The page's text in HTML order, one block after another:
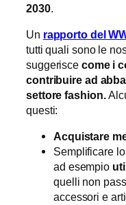
2030.
Un rapporto del
tutti quali sono le
suggerisce come i
contribuire ad
settore fashion.
questi:
Acquistare
Semplificare
ad esempio
quelli non
accessori e